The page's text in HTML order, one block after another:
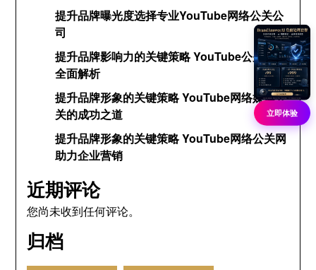
提升品牌曝光度选择专业YouTube网络公关公
司
提升品牌影响力的关键策略 YouTube公关网络
全面解析
提升品牌形象的关键策略 YouTube网络媒体公
关的成功之道
提升品牌形象的关键策略 YouTube网络公关网
助力企业营销
近期评论
您尚未收到任何评论。
归档
立即体验